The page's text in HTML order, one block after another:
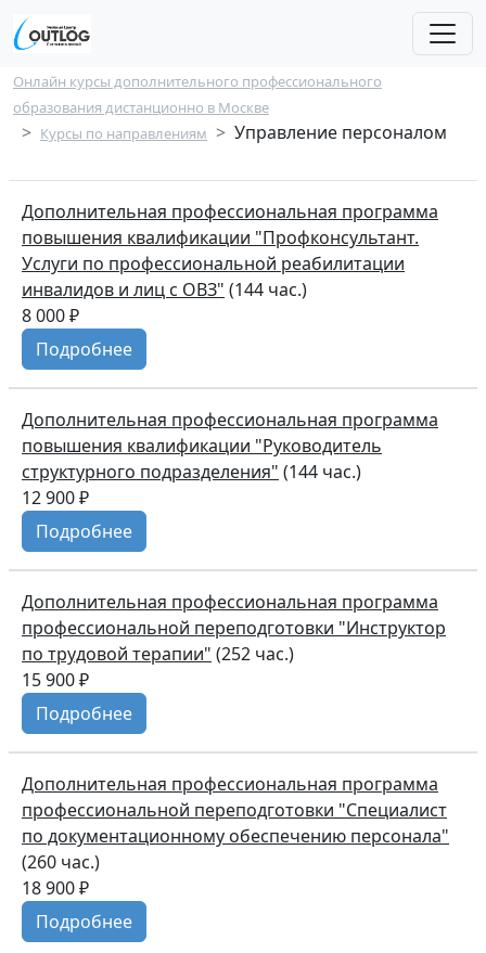
Перейти к основному содержанию
Строка навигации
Онлайн курсы дополнительного профессионального
образования дистанционно в Москве
Курсы по направлениям
Управление персоналом
Дополнительная профессиональная программа
повышения квалификации "Профконсультант.
Услуги по профессиональной реабилитации
инвалидов и лиц с ОВЗ" (144 час.)
8 000 ₽
Подробнее
Дополнительная профессиональная программа
повышения квалификации "Руководитель
структурного подразделения" (144 час.)
12 900 ₽
Подробнее
Дополнительная профессиональная программа
профессиональной переподготовки "Инструктор
по трудовой терапии" (252 час.)
15 900 ₽
Подробнее
Дополнительная профессиональная программа
профессиональной переподготовки "Специалист
по документационному обеспечению персонала"
(260 час.)
18 900 ₽
Подробнее